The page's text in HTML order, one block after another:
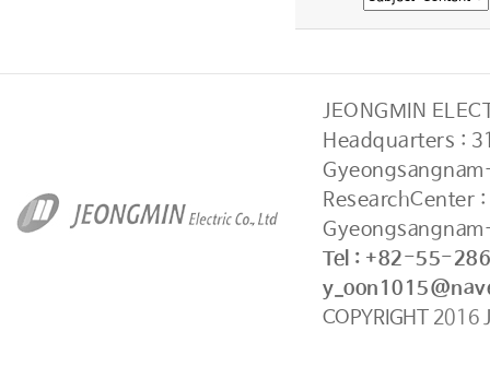
JEONGMIN
Headquarters :
Tel : +82-55-
COPYRIGHT 2016